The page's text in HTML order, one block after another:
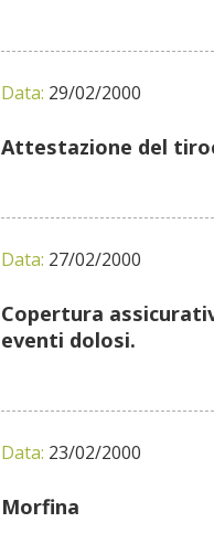
Data: 29/02/2000
Attestazione del
Data: 27/02/2000
Copertura
eventi dolosi.
Data: 23/02/2000
Morfina